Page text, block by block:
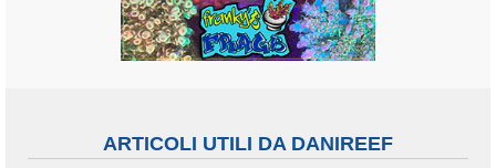
ARTICOLI UTILI DA DANIREEF